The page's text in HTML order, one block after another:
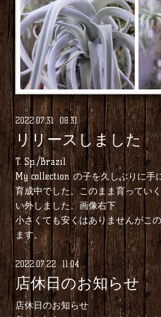
2022.07.31 08:31
リリースしました
T. Sp./Brazil
My collection の子を久しぶりに手
育成中でした。このまま育ってい
い外しました。画像右下
小さくても安くはありませんがこ
ます。
2022 07.22 11:04
店休日のお知らせ
店休日のお知らせ